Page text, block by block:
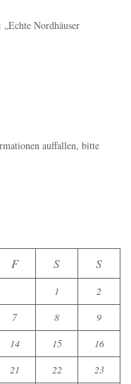
„Echte Nordhäuser
auffallen, bitte
F S S
1
2
7 8
9
14 15
16
21 22 23